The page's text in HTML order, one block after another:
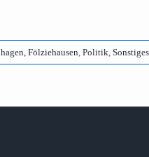
Fölziehausen, Politik, Sonstiges